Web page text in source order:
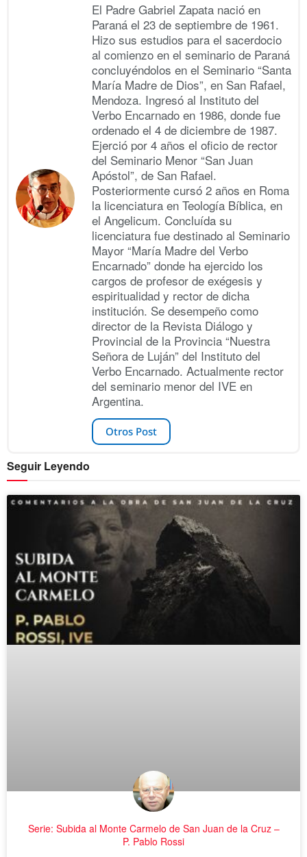
El Padre Gabriel Zapata nació en
Paraná el 23 de septiembre de 1961.
Hizo sus estudios para el sacerdocio
al comienzo en el seminario de Paraná
concluyéndolos en el Seminario “Santa
María Madre de Dios”, en San Rafael,
Mendoza. Ingresó al Instituto del
Verbo Encarnado en 1986, donde fue
ordenado el 4 de diciembre de 1987.
Ejerció por 4 años el oficio de rector
del Seminario Menor “San Juan
Apóstol”, de San Rafael.
Posteriormente cursó 2 años en Roma
la licenciatura en Teología Bíblica, en
el Angelicum. Concluída su
licenciatura fue destinado al Seminario
Mayor “María Madre del Verbo
Encarnado” donde ha ejercido los
cargos de profesor de exégesis y
espiritualidad y rector de dicha
institución. Se desempeño como
director de la Revista Diálogo y
Provincial de la Provincia “Nuestra
Señora de Luján” del Instituto del
Verbo Encarnado. Actualmente rector
del seminario menor del IVE en
Argentina.
Otros Post
Seguir Leyendo
Serie: Subida al Monte Carmelo de San Juan de la Cruz –
P. Pablo Rossi